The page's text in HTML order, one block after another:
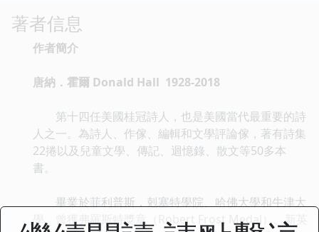
著者信息
作者簡介
唐納．霍爾 Donald Hall 1928-2018
第十四任美國桂冠詩人，也是美國當代最重要的詩
人之一。為詩人、作傢、編輯和文學評論傢，著有詩集
22捲以及兒童文學、傳記、迴憶錄、散文等50多本
書。
畢業於菲利普斯．剋塞特學院、哈佛大學和牛津大
學。曾獲弗羅斯特獎章（Robert Frost Medal）、新英